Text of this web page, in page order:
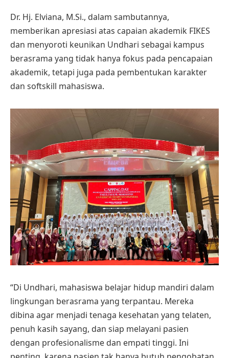
Dr. Hj. Elviana, M.Si., dalam sambutannya,
memberikan apresiasi atas capaian akademik FIKES
dan menyoroti keunikan Undhari sebagai kampus
berasrama yang tidak hanya fokus pada pencapaian
akademik, tetapi juga pada pembentukan karakter
dan softskill mahasiswa.
“Di Undhari, mahasiswa belajar hidup mandiri dalam
lingkungan berasrama yang terpantau. Mereka
dibina agar menjadi tenaga kesehatan yang telaten,
penuh kasih sayang, dan siap melayani pasien
dengan profesionalisme dan empati tinggi. Ini